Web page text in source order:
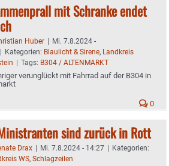
mit Schranke endet
Huber | Mi. 7.8.2024 -
| Kategorien: Blaulicht & Sirene, Landkreis
| Tags: B304 / ALTENMARKT
verunglückt mit Fahrrad auf der B304 in
0
sind zurück in Rott
Drax | Mi. 7.8.2024 - 14:27 | Kategorien:
WS, Schlagzeilen